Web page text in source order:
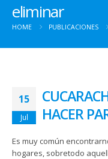
eliminar
HOME PUBLICACIONES
15
Jul
HACER
Es muy común
hogares, sobretodo